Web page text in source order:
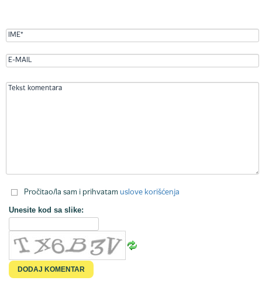
Pročitao/la sam i prihvatam uslove korišćenja
Unesite kod sa slike: